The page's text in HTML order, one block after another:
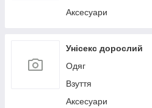
Аксесуари
Унісекс дорослий
Одяг
Взуття
Аксесуари